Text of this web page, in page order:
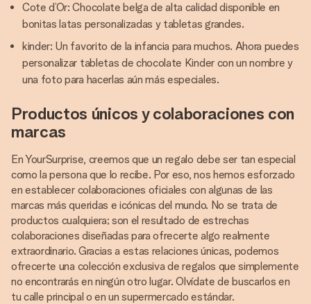
Cote d’Or: Chocolate belga de alta calidad disponible en
bonitas latas personalizadas y tabletas grandes.
kinder: Un favorito de la infancia para muchos. Ahora puedes
personalizar tabletas de chocolate Kinder con un nombre y
una foto para hacerlas aún más especiales.
Productos únicos y colaboraciones con
marcas
En YourSurprise, creemos que un regalo debe ser tan especial
como la persona que lo recibe. Por eso, nos hemos esforzado
en establecer colaboraciones oficiales con algunas de las
marcas más queridas e icónicas del mundo. No se trata de
productos cualquiera; son el resultado de estrechas
colaboraciones diseñadas para ofrecerte algo realmente
extraordinario. Gracias a estas relaciones únicas, podemos
ofrecerte una colección exclusiva de regalos que simplemente
no encontrarás en ningún otro lugar. Olvídate de buscarlos en
tu calle principal o en un supermercado estándar.